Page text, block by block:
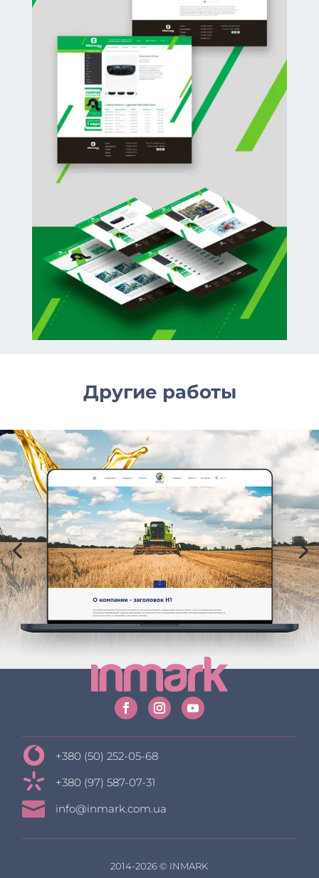
Другие работы
+380 (50) 252-05-68
+380 (97) 587-07-31
 info@inmark.com.ua
2014-2026 © INMARK